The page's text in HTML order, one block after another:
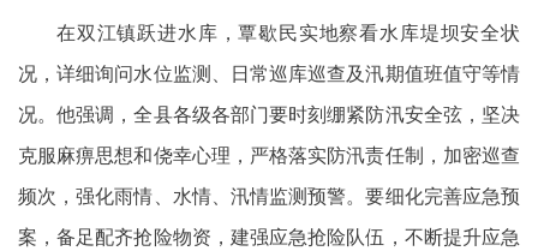
在双江镇跃进水库，覃歇民实地察看水库堤坝安全状
况，详细询问水位监测、日常巡库巡查及汛期值班值守等情
况。他强调，全县各级各部门要时刻绷紧防汛安全弦，坚决
克服麻痹思想和侥幸心理，严格落实防汛责任制，加密巡查
频次，强化雨情、水情、汛情监测预警。要细化完善应急预
案，备足配齐抢险物资，建强应急抢险队伍，不断提升应急